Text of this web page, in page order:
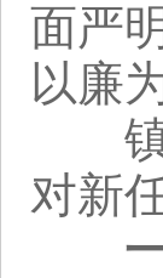
面严
以廉
镇
对新